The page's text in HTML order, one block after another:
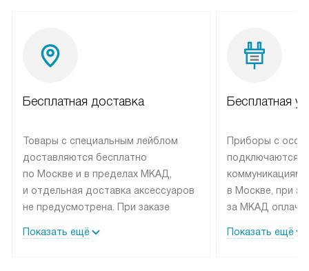
Бесплатная доставка
Товары с специальным лейблом
доставляются бесплатно
по Москве и в пределах МКАД,
и отдельная доставка аксессуаров
не предусмотрена. При заказе
рекомендуем обсудить
Показать ещё
Бесплатная
Приборы с
подключаются к
коммуникациям
в Москве, при
за МКАД
партнера
Показать ещё